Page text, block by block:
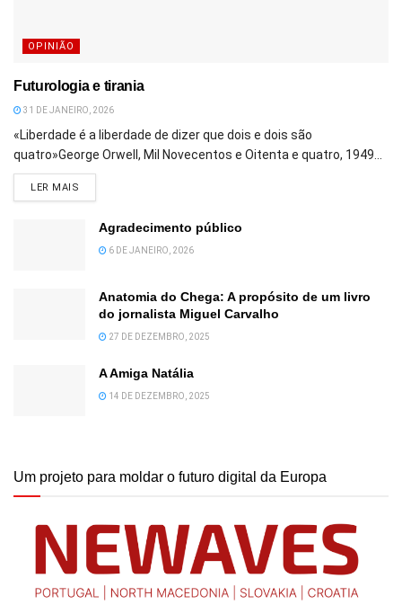
OPINIÃO
Futurologia e tirania
31 DE JANEIRO, 2026
«Liberdade é a liberdade de dizer que dois e dois são
quatro»George Orwell, Mil Novecentos e Oitenta e quatro, 1949...
LER MAIS
Agradecimento público
6 DE JANEIRO, 2026
Anatomia do Chega: A propósito de um livro
do jornalista Miguel Carvalho
27 DE DEZEMBRO, 2025
A Amiga Natália
14 DE DEZEMBRO, 2025
Um projeto para moldar o futuro digital da Europa